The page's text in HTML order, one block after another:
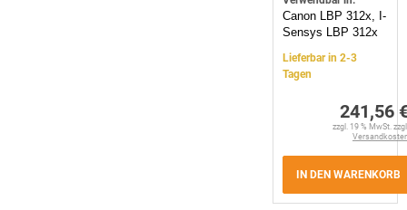
Canon LBP 312x, I-
Sensys LBP 312x
Lieferbar in 2-3
Tagen
241,56
zzgl. 19 % MwSt.
IN DEN WARENKORB